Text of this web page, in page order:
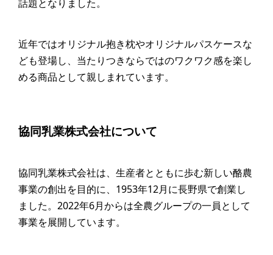
話題となりました。
近年ではオリジナル抱き枕やオリジナルパスケースな
ども登場し、当たりつきならではのワクワク感を楽し
める商品として親しまれています。
協同乳業株式会社について
協同乳業株式会社は、生産者とともに歩む新しい酪農
事業の創出を目的に、1953年12月に長野県で創業し
ました。2022年6月からは全農グループの一員として
事業を展開しています。